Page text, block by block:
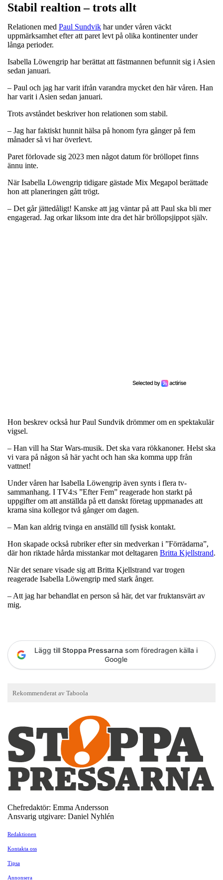
Stabil realtion – trots allt
Relationen med Paul Sundvik har under våren väckt
uppmärksamhet efter att paret levt på olika kontinenter under
långa perioder.
Isabella Löwengrip har berättat att fästmannen befunnit sig i Asien
sedan januari.
– Paul och jag har varit ifrån varandra mycket den här våren. Han
har varit i Asien sedan januari.
Trots avståndet beskriver hon relationen som stabil.
– Jag har faktiskt hunnit hälsa på honom fyra gånger på fem
månader så vi har överlevt.
Paret förlovade sig 2023 men något datum för bröllopet finns
ännu inte.
När Isabella Löwengrip tidigare gästade Mix Megapol berättade
hon att planeringen gått trögt.
– Det går jättedåligt! Kanske att jag väntar på att Paul ska bli mer
engagerad. Jag orkar liksom inte dra det här bröllopsjippot själv.
Hon beskrev också hur Paul Sundvik drömmer om en spektakulär
vigsel.
– Han vill ha Star Wars-musik. Det ska vara rökkanoner. Helst ska
vi vara på någon så här yacht och han ska komma upp från
vattnet!
Under våren har Isabella Löwengrip även synts i flera tv-
sammanhang. I TV4:s ”Efter Fem” reagerade hon starkt på
uppgifter om att anställda på ett danskt företag uppmanades att
krama sina kollegor två gånger om dagen.
– Man kan aldrig tvinga en anställd till fysisk kontakt.
Hon skapade också rubriker efter sin medverkan i ”Förrädarna”,
där hon riktade hårda misstankar mot deltagaren Britta Kjellstrand.
När det senare visade sig att Britta Kjellstrand var trogen
reagerade Isabella Löwengrip med stark ånger.
– Att jag har behandlat en person så här, det var fruktansvärt av
mig.
Lägg till Stoppa Pressarna som föredragen källa i
Google
Chefredaktör: Emma Andersson
Ansvarig utgivare: Daniel Nyhlén
Redaktionen
Kontakta oss
Tipsa
Annonsera